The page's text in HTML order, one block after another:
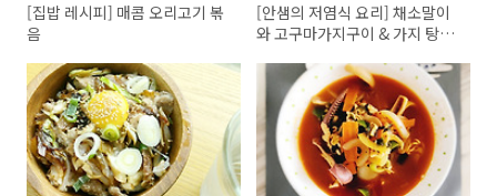
[집밥 레시피] 매콤 오리고기 볶
음
[안샘의 저염식 요리] 채소말이
와 고구마가지구이 & 가지 탕수